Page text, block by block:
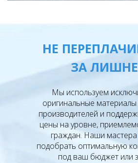
НЕ
ЗА
Мы используем
оригинальные материалы
производителей и
цены на уровне,
граждан. Наши
подобрать оптимальную
под ваш бюджет или